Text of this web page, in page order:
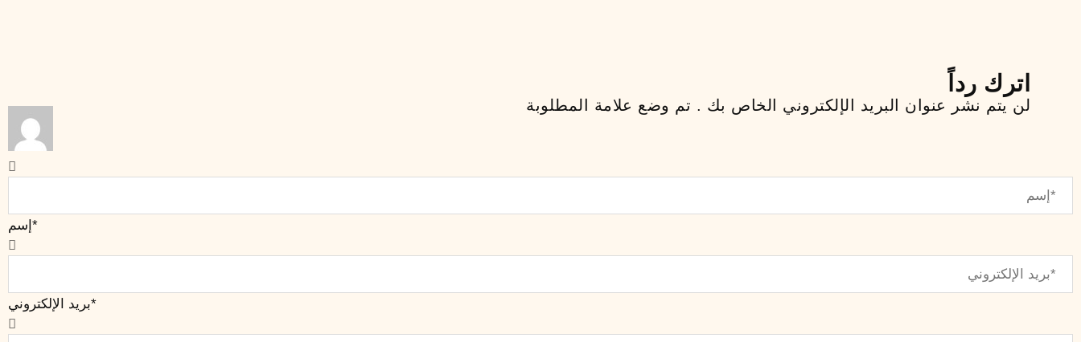
اترك رداً
لن يتم نشر عنوان البريد الإلكتروني الخاص بك . تم وضع علامة المطلوبة
إسم*
بريد الإلكتروني*